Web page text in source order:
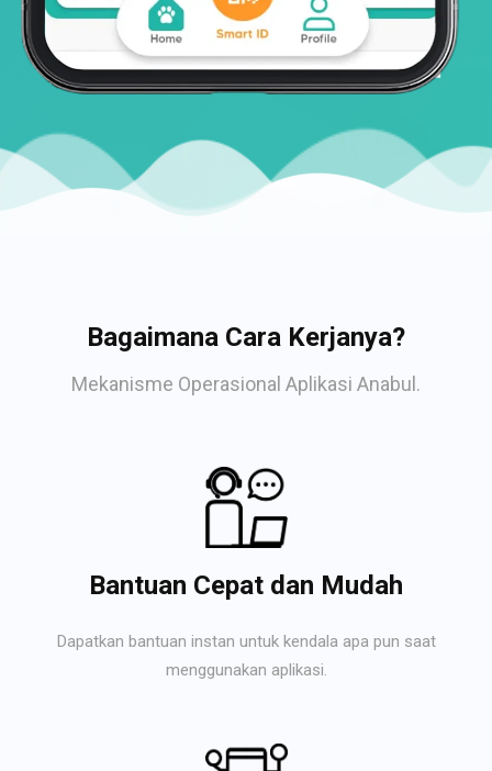
Bagaimana Cara Kerjanya?
Mekanisme Operasional Aplikasi Anabul.
Bantuan Cepat dan Mudah
Dapatkan bantuan instan untuk kendala apa pun saat
menggunakan aplikasi.